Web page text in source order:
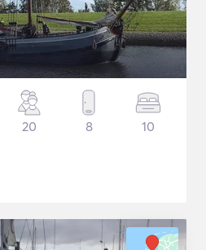
20 8 10